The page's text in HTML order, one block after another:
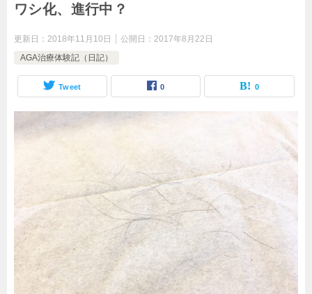
ワシ化、進行中？
更新日： 2018年11月10日 公開日： 2017年8月22日
AGA治療体験記（日記）
Tweet 0 0